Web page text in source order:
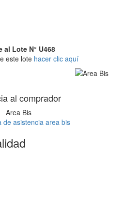
Lote N° U468
este lote hacer clic aquí
al comprador
de asistencia area bis